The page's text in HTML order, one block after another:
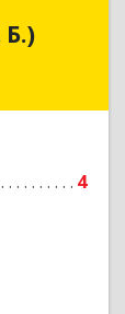
4
В. Б.)
ул,